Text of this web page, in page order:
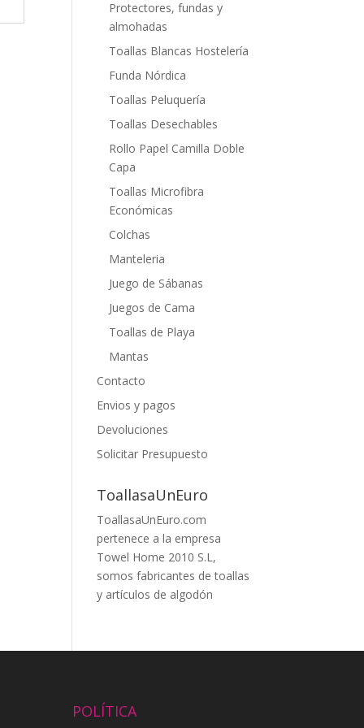
Protectores, fundas y
almohadas
Toallas Blancas Hostelería
Funda Nórdica
Toallas Peluquería
Toallas Desechables
Rollo Papel Camilla Doble
Capa
Toallas Microfibra
Económicas
Colchas
Manteleria
Juego de Sábanas
Juegos de Cama
Toallas de Playa
Mantas
Contacto
Envios y pagos
Devoluciones
Solicitar Presupuesto
ToallasaUnEuro
ToallasaUnEuro.com
pertenece a la empresa
Towel Home 2010 S.L,
somos fabricantes de toallas
y artículos de algodón
POLÍTICA